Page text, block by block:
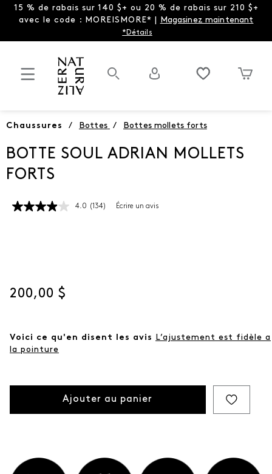
15 % de rabais sur 140 $+ ou 20 % de rabais sur 210 $+
avec le code : MOREISMORE* | Magasinez maintenant
*Détails
Chaussures / Bottes / Bottes mollets forts
BOTTE SOUL ADRIAN MOLLETS
FORTS
4.0 Lire
(134) Écrire un avis
Prix actuel
200,00 $
Voici ce qu'en disent les avis
L’ajustement est fidèle a
la pointure
Ajouter au panier